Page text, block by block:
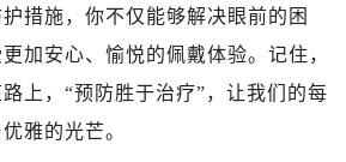
措施，你不仅能够解决眼前的困
加安心、愉悦的佩戴体验。记住，
上，“预防胜于治疗”，让我们的每
雅的光芒。